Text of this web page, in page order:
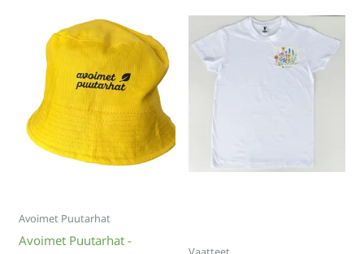
useampi
muunnelma.
Voit
tehdä
valinnat
tuotteen
sivulla.
useampi
Voit
Avoimet Puutarhat
Avoimet Puutarhat -